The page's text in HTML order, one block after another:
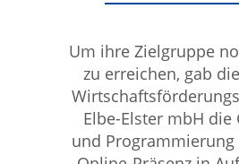
Um ihre Zielgruppe
zu erreichen, gab
Elbe-Elster mbH die
und